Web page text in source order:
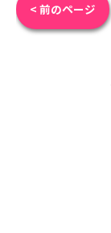
< 前のページ